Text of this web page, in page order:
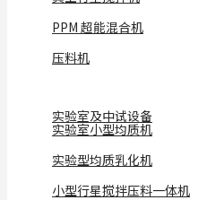
PPM 超能混合机
压料机
实验室及中试设备
实验室小型均质机
实验型均质乳化机
小型行星搅拌压料一体机